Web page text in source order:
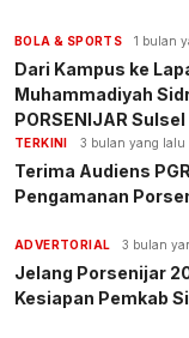
BOLA & SPORTS 1 bulan
Dari Kampus ke
Muhammadiyah
PORSENIJAR Sulsel
TERKINI 3 bulan yang lalu
Terima Audiens
Pengamanan
ADVERTORIAL 3 bulan
Jelang Porsenijar
Kesiapan Pemkab